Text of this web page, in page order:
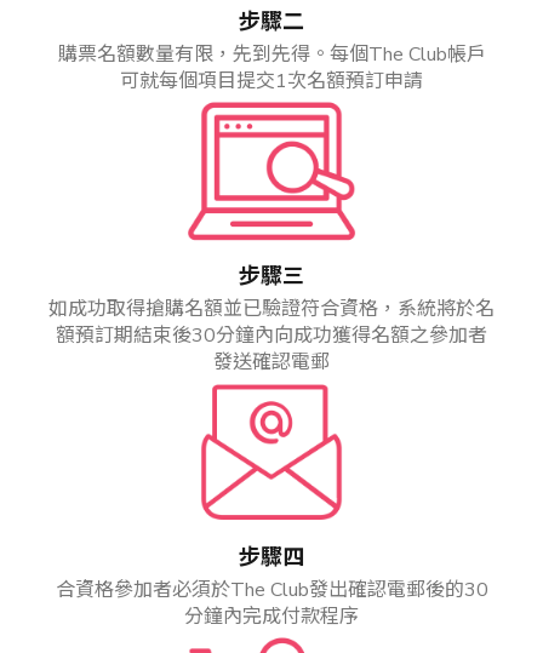
步驟二
購票名額數量有限，先到先得。每個The Club帳戶
可就每個項目提交1次名額預訂申請
步驟三
如成功取得搶購名額並已驗證符合資格，系統將於名
額預訂期結束後30分鐘內向成功獲得名額之參加者
發送確認電郵
步驟四
合資格參加者必須於The Club發出確認電郵後的30
分鐘內完成付款程序